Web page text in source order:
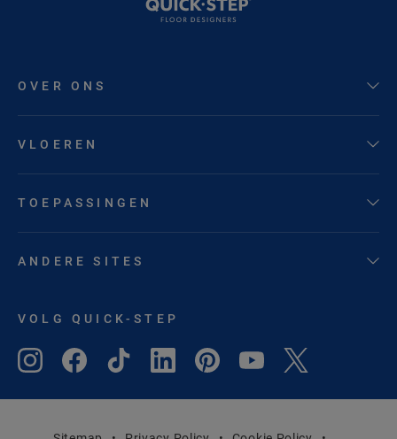
OVER ONS
VLOEREN
TOEPASSINGEN
ANDERE SITES
VOLG QUICK-STEP